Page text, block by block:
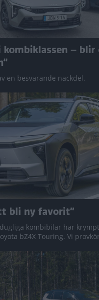
– blir
en besvärande nackdel.
bli ny favorit”
kombibilar har
bZ4X Touring. Vi